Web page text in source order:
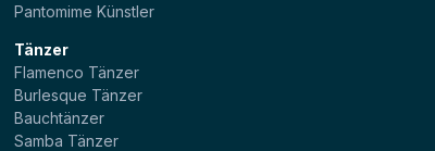
Pantomime Künstler
Tänzer
Flamenco Tänzer
Burlesque Tänzer
Bauchtänzer
Samba Tänzer